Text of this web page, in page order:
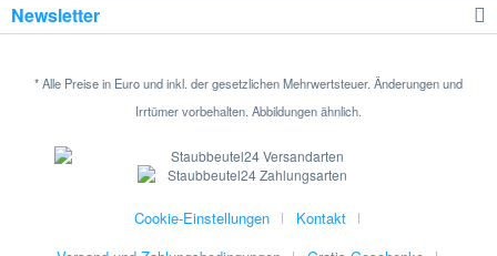
Newsletter
* Alle Preise in Euro und inkl. der gesetzlichen Mehrwertsteuer. Änderungen und
Irrtümer vorbehalten. Abbildungen ähnlich.
Cookie-Einstellungen
Kontakt